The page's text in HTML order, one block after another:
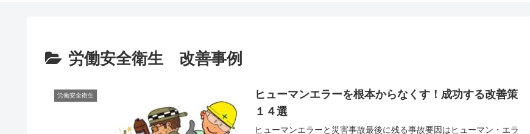
労働安全衛生 改善事例
労働安全衛生
ヒューマンエラーを根本からなくす！成功する改善策
１４選
ヒューマンエラーと災害事故最後に残る事故要因はヒューマン・エラ